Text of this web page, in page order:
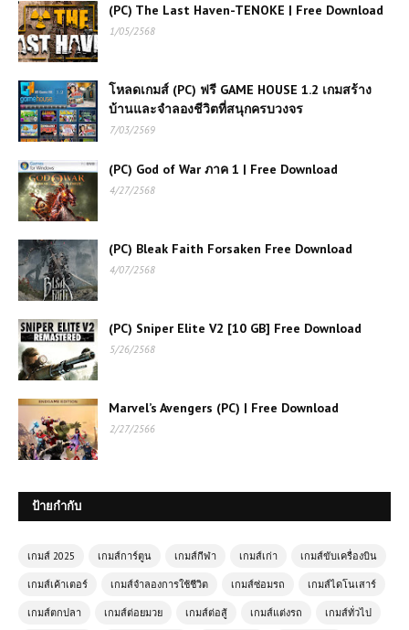
(PC) The Last Haven-TENOKE | Free Download
1/05/2568
โหลดเกมส์ (PC) ฟรี GAME HOUSE 1.2 เกมสร้าง
บ้านและจำลองชีวิตที่สนุกครบวงจร
7/03/2569
(PC) God of War ภาค 1 | Free Download
4/27/2568
(PC) Bleak Faith Forsaken Free Download
4/07/2568
(PC) Sniper Elite V2 [10 GB] Free Download
5/26/2568
Marvel’s Avengers (PC) | Free Download
2/27/2566
ป้ายกำกับ
เกมส์ 2025 เกมส์การ์ตูน เกมส์กีฬา เกมส์เก่า เกมส์ขับเครื่องบิน
เกมส์เค้าเตอร์ เกมส์จำลองการใช้ชีวิต เกมส์ซ่อมรถ เกมส์ไดโนเสาร์
เกมส์ตกปลา เกมส์ต่อยมวย เกมส์ต่อสู้ เกมส์แต่งรถ เกมส์ทั่วไป
Fighters เกมต่อสู้สุดมันส์ ประกอบรถรบ
เกมส์ออนไลน์ฟรี Monster Truck